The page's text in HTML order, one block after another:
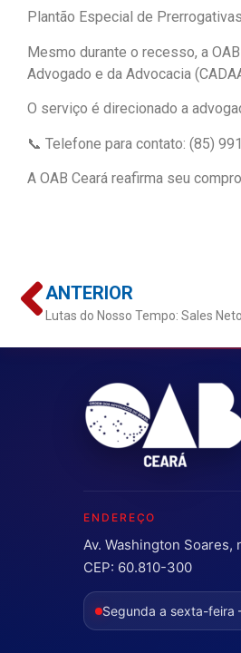
Plantão Especial de Prerrogativas
Mesmo durante o recesso, a
Advogado e da Advocacia
O serviço é direcionado a
📞 Telefone para contato: (85)
A OAB Ceará reafirma seu
ANTERIOR
Lutas do Nosso Tempo: Sales
ENDEREÇO
Av. Washington Soares,
CEP: 60.810-300
Segunda a sexta-feira